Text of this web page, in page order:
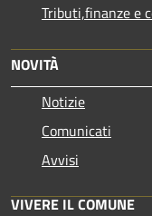
Tributi,finanze e
NOVITÀ
Notizie
Comunicati
Avvisi
VIVERE IL COMUNE